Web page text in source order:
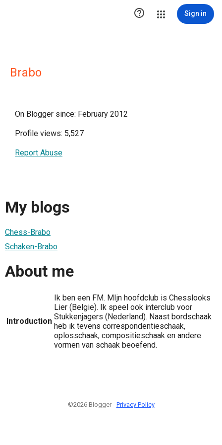
 Sign in
Brabo
On Blogger since: February 2012
Profile views: 5,527
Report Abuse
My blogs
Chess-Brabo
Schaken-Brabo
About me
Introduction
Ik ben een FM. MIjn hoofdclub is Chesslooks
Lier (Belgie). Ik speel ook interclub voor
Stukkenjagers (Nederland). Naast bordschaak
heb ik tevens correspondentieschaak,
oplosschaak, compositieschaak en andere
vormen van schaak beoefend.
©2026 Blogger - Privacy Policy